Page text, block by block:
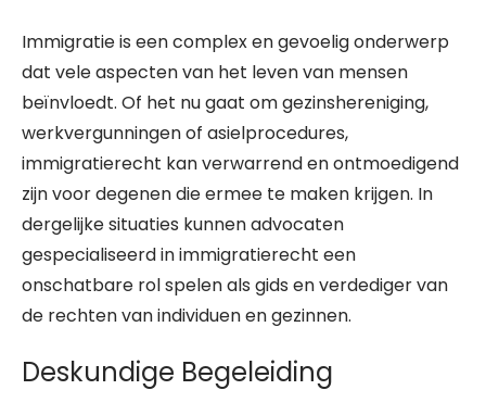
Immigratie is een complex en gevoelig onderwerp
dat vele aspecten van het leven van mensen
beïnvloedt. Of het nu gaat om gezinshereniging,
werkvergunningen of asielprocedures,
immigratierecht kan verwarrend en ontmoedigend
zijn voor degenen die ermee te maken krijgen. In
dergelijke situaties kunnen advocaten
gespecialiseerd in immigratierecht een
onschatbare rol spelen als gids en verdediger van
de rechten van individuen en gezinnen.
Deskundige Begeleiding